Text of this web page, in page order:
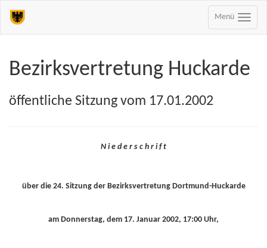
Menü
Bezirksvertretung Huckarde
öffentliche Sitzung vom 17.01.2002
N i e d e r s c h r i f t
über die 24. Sitzung der Bezirksvertretung Dortmund-Huckarde
am Donnerstag, dem 17. Januar 2002, 17:00 Uhr,